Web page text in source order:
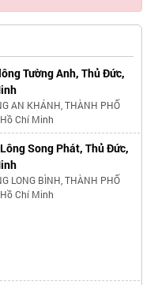
Tường Anh, Thủ Đức,
AN KHÁNH, THÀNH PHỐ
Chí Minh
Song Phát, Thủ Đức,
LONG BÌNH, THÀNH PHỐ
Chí Minh